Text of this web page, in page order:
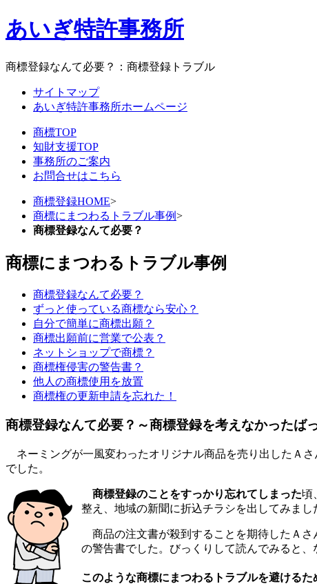
あいぎ特許事務所
商標登録なんて必要？：商標登録トラブル
サイトマップ
あいぎ特許事務所ホームページ
商標TOP
知財支援TOP
事務所のご案内
お問合せはこちら
商標登録HOME>
商標にまつわるトラブル事例>
商標登録なんて必要？
商標にまつわるトラブル事例
商標登録なんて必要？
ずっと使っている商標なら安心？
自分で簡単に商標出願？
商標出願前に営業で公表？
ネットショップで商標？
商標権侵害の警告書？
他人の商標使用を放置
商標権の更新申請を忘れた！
商標登録なんて必要？～商標登録を考えなかったば
ネーミングが一風変わったオリジナル商品を売り出したＡ
でした。
商標登録のことをすっかり忘れてしまった頃
整え、地域の新聞に折込チラシを出してみまし
商品の注文書が殺到することを期待したＡさ
の警告書でした。びっくりして読んでみると
このような商標にまつわるトラブルを避けるた